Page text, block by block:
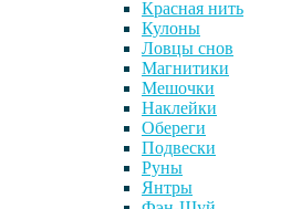
Красная нить
Кулоны
Ловцы снов
Магнитики
Мешочки
Наклейки
Обереги
Подвески
Руны
Янтры